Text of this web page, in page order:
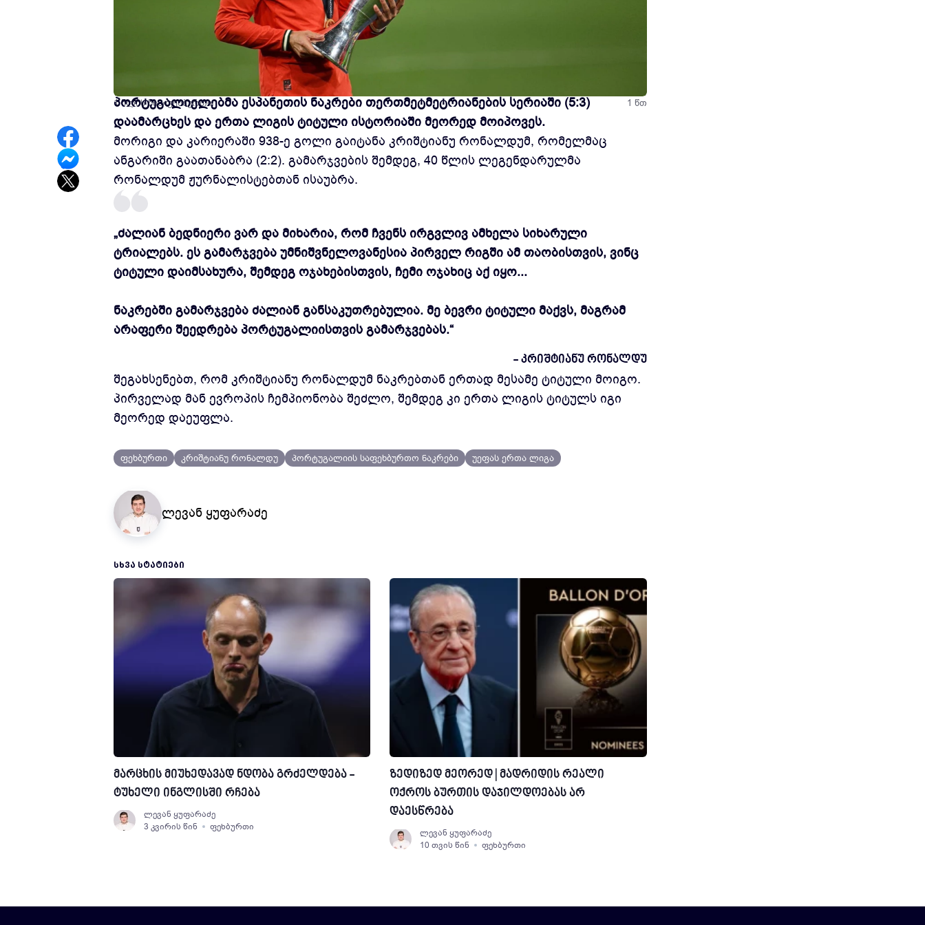
1 წლის წინ ფეხბურთი 1 წთ
უეფას ერთა ლიგის ფინალის გამარჯვებული პორტუგალიის ნაკრები გახდა.
პორტუგალიელებმა ესპანეთის ნაკრები თერთმეტმეტრიანების სერიაში (5:3)
დაამარცხეს და ერთა ლიგის ტიტული ისტორიაში მეორედ მოიპოვეს.
მორიგი და კარიერაში 938-ე გოლი გაიტანა კრიშტიანუ რონალდუმ, რომელმაც
ანგარიში გაათანაბრა (2:2). გამარჯვების შემდეგ, 40 წლის ლეგენდარულმა
რონალდუმ ჟურნალისტებთან ისაუბრა.
„ძალიან ბედნიერი ვარ და მიხარია, რომ ჩვენს ირგვლივ ამხელა სიხარული
ტრიალებს. ეს გამარჯვება უმნიშვნელოვანესია პირველ რიგში ამ თაობისთვის, ვინც
ტიტული დაიმსახურა, შემდეგ ოჯახებისთვის, ჩემი ოჯახიც აქ იყო...
ნაკრებში გამარჯვება ძალიან განსაკუთრებულია. მე ბევრი ტიტული მაქვს, მაგრამ
არაფერი შეედრება პორტუგალიისთვის გამარჯვებას.“
- კრიშტიანუ რონალდუ
შეგახსენებთ, რომ კრიშტიანუ რონალდუმ ნაკრებთან ერთად მესამე ტიტული მოიგო.
პირველად მან ევროპის ჩემპიონობა შეძლო, შემდეგ კი ერთა ლიგის ტიტულს იგი
მეორედ დაეუფლა.
ფეხბურთი კრიშტიანუ რონალდუ პორტუგალიის საფეხბურთო ნაკრები უეფას ერთა ლიგა
ლევან ყუფარაძე
ᲡᲮᲕᲐ ᲡᲢᲐᲢᲘᲔᲑᲘ
მარცხის მიუხედავად ნდობა გრძელდება -
ტუხელი ინგლისში რჩება
ლევან ყუფარაძე
3 კვირის წინ
ფეხბურთი
ზედიზედ მეორედ | მადრიდის რეალი
ოქროს ბურთის დაჯილდოებას არ
დაესწრება
ლევან ყუფარაძე
10 თვის წინ
ფეხბურთი